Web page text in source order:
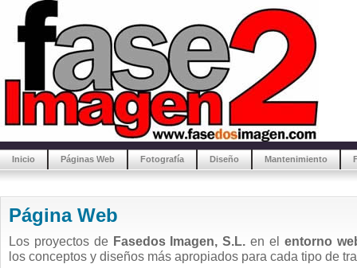
Inicio Páginas Web Fotografía Diseño Mantenimiento
Página Web
Los proyectos de Fasedos Imagen, S.L. en el entorno
los conceptos y diseños más apropiados para cada tipo de